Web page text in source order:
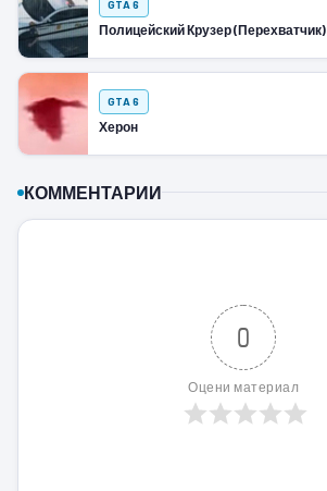
GTA 6
Полицейский Крузер (Перехватчик)
GTA 6
Херон
КОММЕНТАРИИ
0
Оцени материал